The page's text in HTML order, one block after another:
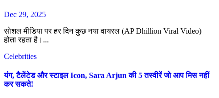
Dec 29, 2025
सोशल मीडिया पर हर दिन कुछ नया वायरल (AP Dhillion Viral Video)
होता रहता है।...
Celebrities
यंग, टैलेंटेड और स्टाइल Icon, Sara Arjun की 5 तस्वीरें जो आप मिस नहीं
कर सकते!